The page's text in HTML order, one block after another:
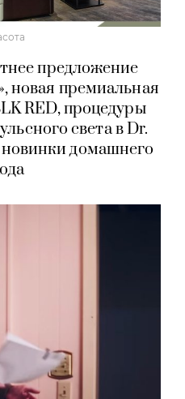
предложение
новая премиальная
RED, процедуры
света в Dr.
домашнего